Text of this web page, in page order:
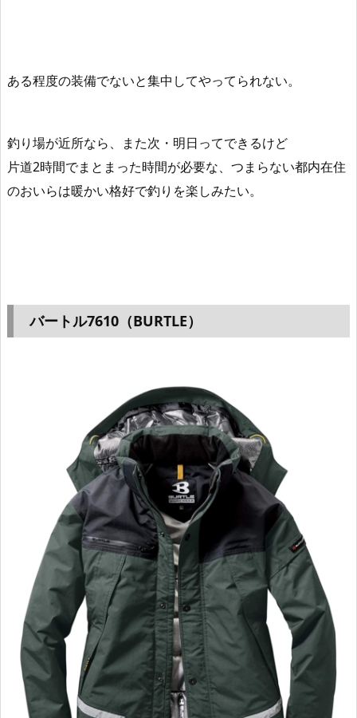
ある程度の装備でないと集中してやってられない。
釣り場が近所なら、また次・明日ってできるけど
片道2時間でまとまった時間が必要な、つまらない都内在住
のおいらは暖かい格好で釣りを楽しみたい。
バートル7610（BURTLE）